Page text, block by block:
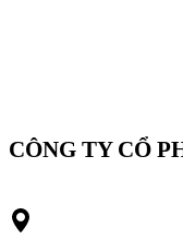
CÔNG TY CỔ